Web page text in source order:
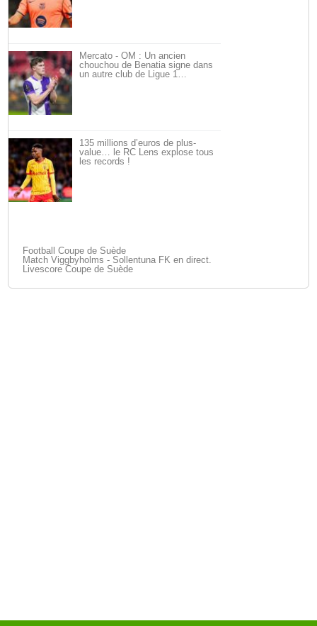
Mercato - OM : Un ancien
chouchou de Benatia signe dans
un autre club de Ligue 1…
135 millions d’euros de plus-
value… le RC Lens explose tous
les records !
Football Coupe de Suède
Match Viggbyholms - Sollentuna FK en direct.
Livescore Coupe de Suède